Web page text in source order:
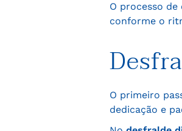
O processo
conforme o
O primeiro
dedicação e